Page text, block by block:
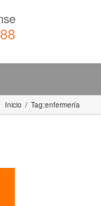
Inicio / Tag:enfermería